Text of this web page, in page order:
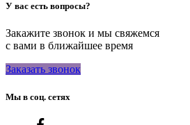
У вас есть вопросы?
Закажите звонок и мы свяжемся
с вами в ближайшее время
Заказать звонок
Мы в соц. сетях